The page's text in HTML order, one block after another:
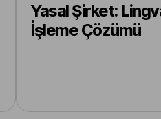
Yasal Şirket:
İşleme Çözümü